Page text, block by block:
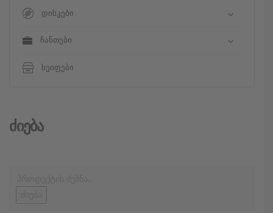
დისკები
ჩანთები
სეიფები
Ძიება